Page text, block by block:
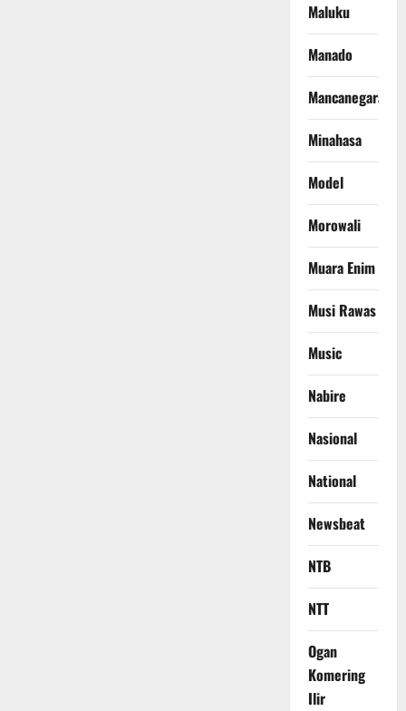
Maluku
Manado
Mancanegara
Minahasa
Model
Morowali
Muara Enim
Musi Rawas
Music
Nabire
Nasional
National
Newsbeat
NTB
NTT
Ogan
Komering
Ilir